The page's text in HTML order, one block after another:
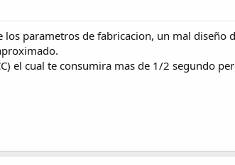
parametros de fabricacion, un mal
el cual te consumira mas de 1/2 segundo